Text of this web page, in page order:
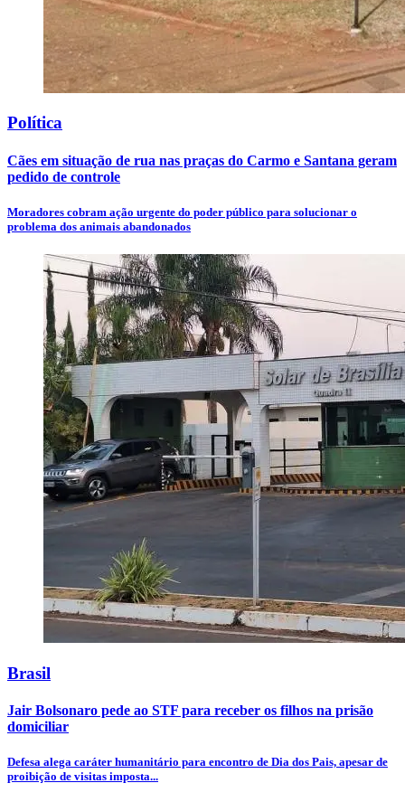
Política
Cães em situação de rua nas praças do Carmo e Santana geram
pedido de controle
Moradores cobram ação urgente do poder público para solucionar o
problema dos animais abandonados
Brasil
Jair Bolsonaro pede ao STF para receber os filhos na prisão
domiciliar
Defesa alega caráter humanitário para encontro de Dia dos Pais, apesar de
proibição de visitas imposta...